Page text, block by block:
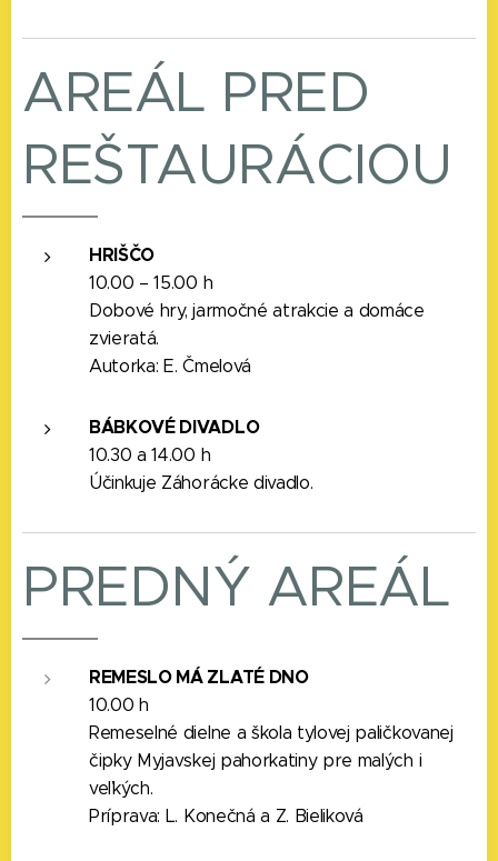
AREÁL PRED
REŠTAURÁCIOU
HRIŠČO
10.00 – 15.00 h
Dobové hry, jarmočné atrakcie a domáce
zvieratá.
Autorka: E. Čmelová
BÁBKOVÉ DIVADLO
10.30 a 14.00 h
Účinkuje Záhorácke divadlo.
PREDNÝ AREÁL
REMESLO MÁ ZLATÉ DNO
10.00 h
Remeselné dielne a škola tylovej paličkovanej
čipky Myjavskej pahorkatiny pre malých i
veľkých.
Príprava: L. Konečná a Z. Bieliková